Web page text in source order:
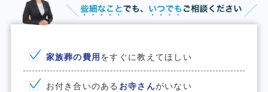
家族葬の費⽤ をすぐに教えてほしい
お付き合いのある お寺さんがいない